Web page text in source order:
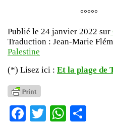
°°°°°
Publié le 24 janvier 2022 sur
Traduction : Jean-Marie
Palestine
(*) Lisez ici : Et la plage de
Facebook
Twitter